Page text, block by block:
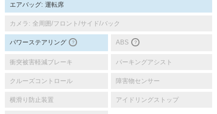
エアバッグ: 運転席
カメラ: 全周囲/フロント/サイド/バック
パワーステアリング ？ ABS ？
衝突被害軽減ブレーキ パーキングアシスト
クルーズコントロール 障害物センサー
横滑り防止装置 アイドリングストップ